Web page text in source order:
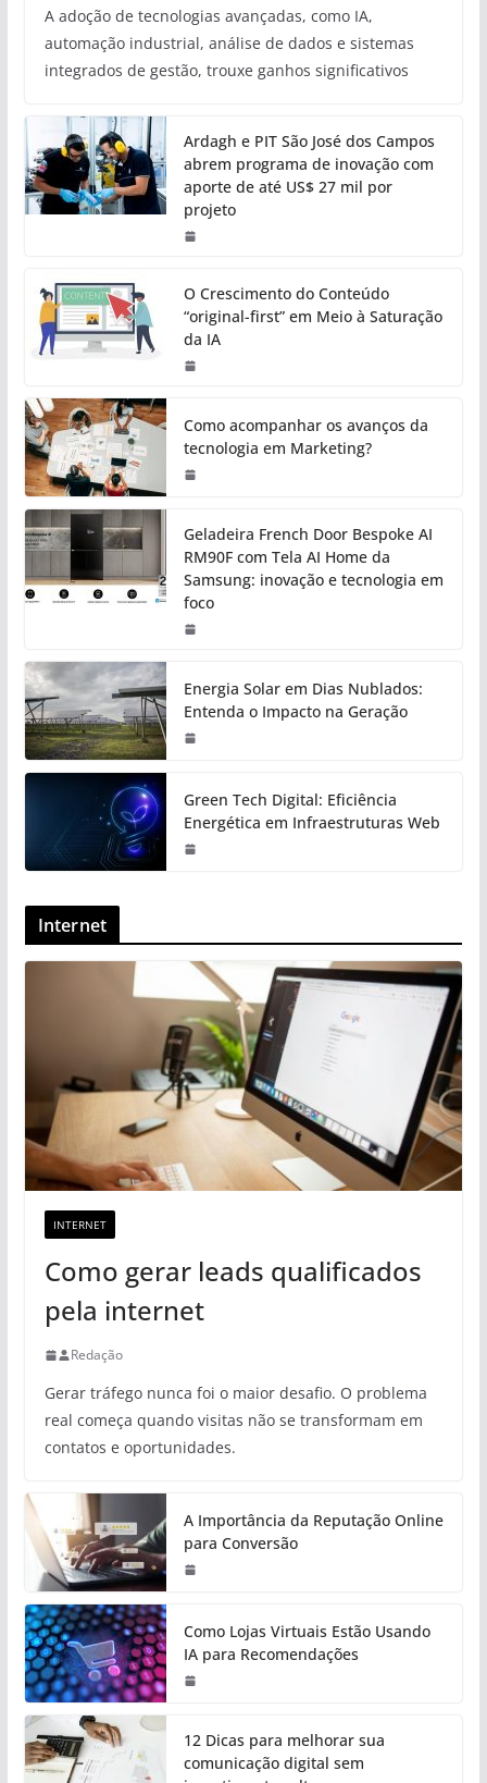
A adoção de tecnologias avançadas, como IA,
automação industrial, análise de dados e sistemas
integrados de gestão, trouxe ganhos significativos
Ardagh e PIT São José dos Campos
abrem programa de inovação com
aporte de até US$ 27 mil por
projeto
O Crescimento do Conteúdo
“original-first” em Meio à Saturação
da IA
Como acompanhar os avanços da
tecnologia em Marketing?
Geladeira French Door Bespoke AI
RM90F com Tela AI Home da
Samsung: inovação e tecnologia em
foco
Energia Solar em Dias Nublados:
Entenda o Impacto na Geração
Green Tech Digital: Eficiência
Energética em Infraestruturas Web
Internet
INTERNET
Como gerar leads qualificados
pela internet
Redação
Gerar tráfego nunca foi o maior desafio. O problema
real começa quando visitas não se transformam em
contatos e oportunidades.
A Importância da Reputação Online
para Conversão
Como Lojas Virtuais Estão Usando
IA para Recomendações
12 Dicas para melhorar sua
comunicação digital sem